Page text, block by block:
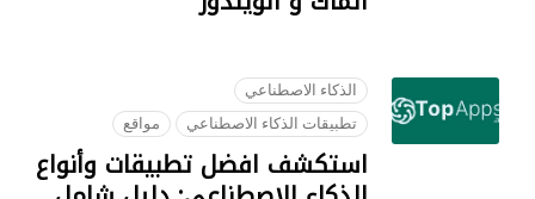
الذكاء الاصطناعي
تطبيقات الذكاء الاصطناعي
مواقع
استكشف افضل تطبيقات وأنواع